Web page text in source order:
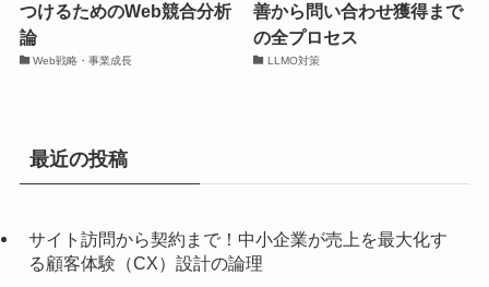
つけるためのWeb競合分析
論
Web戦略・事業成長
善から問い合わせ獲得まで
の全プロセス
LLMO対策
最近の投稿
サイト訪問から契約まで！中小企業が売上を最大化す
る顧客体験（CX）設計の論理